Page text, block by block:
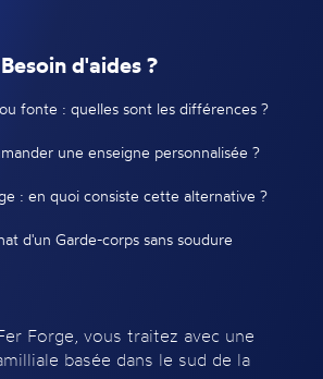
Besoin d'aides ?
fonte : quelles sont les différences ?
une enseigne personnalisée ?
: en quoi consiste cette alternative ?
d'un Garde-corps sans soudure
Forge, vous traitez avec une
basée dans le sud de la